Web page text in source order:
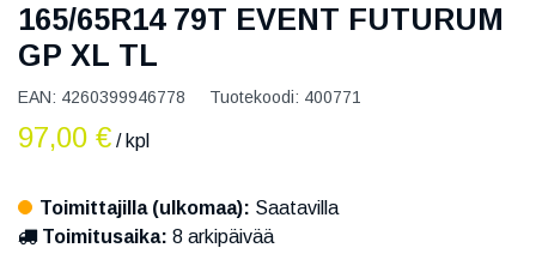
165/65R14 79T EVENT FUTURUM
GP XL TL
EAN: 4260399946778 Tuotekoodi: 400771
97,00 € / kpl
Toimittajilla (ulkomaa): Saatavilla
Toimitusaika: 8 arkipäivää